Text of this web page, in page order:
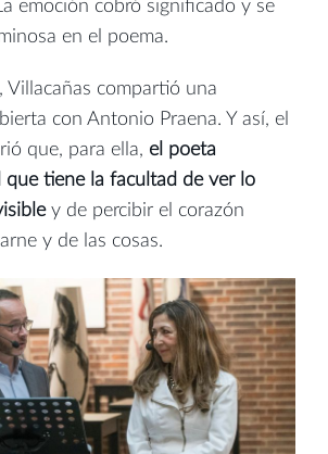
emoción cobró significado y se
en el poema.
Villacañas compartió una
con Antonio Praena. Y así, el
que, para ella, el poeta
que tiene la facultad de ver lo
y de percibir el corazón
y de las cosas.